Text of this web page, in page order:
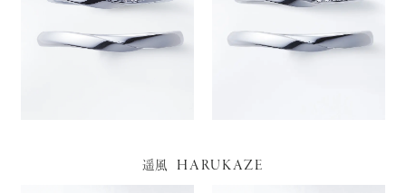
遥風 HARUKAZE